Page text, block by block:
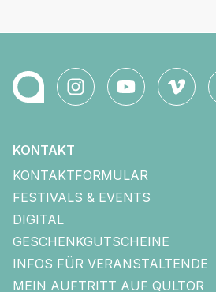
KONTAKT
KONTAKTFORMULAR
FESTIVALS & EVENTS
DIGITAL
GESCHENKGUTSCHEINE
INFOS FÜR VERANSTALTENDE
MEIN AUFTRITT AUF QULTOR